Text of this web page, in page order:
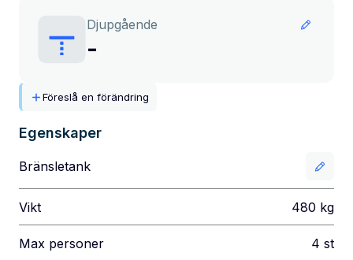
Djupgående
-
Föreslå en förändring
Egenskaper
Bränsletank
Vikt 480 kg
Max personer 4 st